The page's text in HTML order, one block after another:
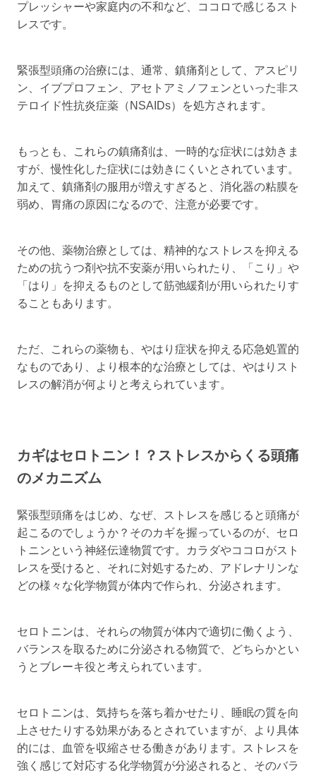
プレッシャーや家庭内の不和など、ココロで感じるスト
レスです。
緊張型頭痛の治療には、通常、鎮痛剤として、アスピリ
ン、イブプロフェン、アセトアミノフェンといった非ス
テロイド性抗炎症薬（NSAIDs）を処方されます。
もっとも、これらの鎮痛剤は、一時的な症状には効きま
すが、慢性化した症状には効きにくいとされています。
加えて、鎮痛剤の服用が増えすぎると、消化器の粘膜を
弱め、胃痛の原因になるので、注意が必要です。
その他、薬物治療としては、精神的なストレスを抑える
ための抗うつ剤や抗不安薬が用いられたり、「こり」や
「はり」を抑えるものとして筋弛緩剤が用いられたりす
ることもあります。
ただ、これらの薬物も、やはり症状を抑える応急処置的
なものであり、より根本的な治療としては、やはりスト
レスの解消が何よりと考えられています。
カギはセロトニン！？ストレスからくる頭痛
のメカニズム
緊張型頭痛をはじめ、なぜ、ストレスを感じると頭痛が
起こるのでしょうか？そのカギを握っているのが、セロ
トニンという神経伝達物質です。カラダやココロがスト
レスを受けると、それに対処するため、アドレナリンな
どの様々な化学物質が体内で作られ、分泌されます。
セロトニンは、それらの物質が体内で適切に働くよう、
バランスを取るために分泌される物質で、どちらかとい
うとブレーキ役と考えられています。
セロトニンは、気持ちを落ち着かせたり、睡眠の質を向
上させたりする効果があるとされていますが、より具体
的には、血管を収縮させる働きがあります。ストレスを
強く感じて対応する化学物質が分泌されると、そのバラ